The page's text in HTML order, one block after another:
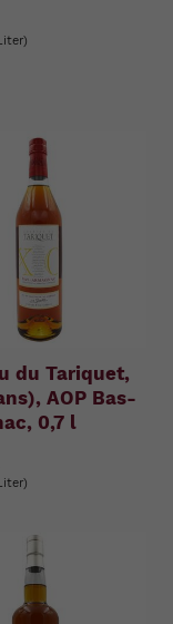
du Tariquet,
AOP Bas-
0,7 l